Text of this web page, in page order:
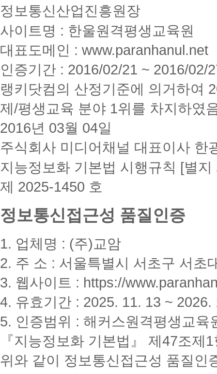
정보통신산업진흥원장
사이트명 : 한울원격평생교육원
대표도메인 : www.paranhanul.net
인증기간 : 2016/02/21 ~ 2016/02/
랭키닷컴의 산정기준에 의거하여
제/평생교육 분야 1위를 차지하였
2016년 03월 04일
주식회사 미디어채널 대표이사 한
지능정보화 기본법 시행규칙 [별지
제 2025-1450 호
정보통신접근성 품질인증
1. 업체명 : (주)교암
2. 주 소 : 서울특별시 서초구 서초
3. 웹사이트 : https://
4. 유효기간 : 2025. 11. 13 ~ 2026.
5. 인증범위 : 해커스원격평생교육
『지능정보화 기본법』 제47조
위와 같이 정보통신접근성 품질인